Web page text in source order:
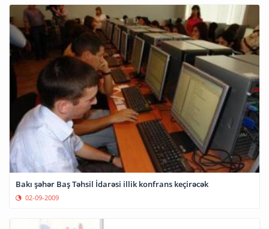
Bakı şəhər Baş Təhsil İdarəsi illik konfrans keçirəcək
02-09-2009